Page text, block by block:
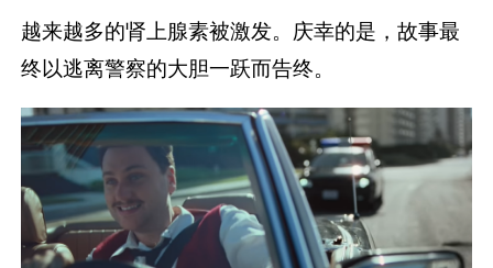
越来越多的肾上腺素被激发。庆幸的是，故事最
终以逃离警察的大胆一跃而告终。